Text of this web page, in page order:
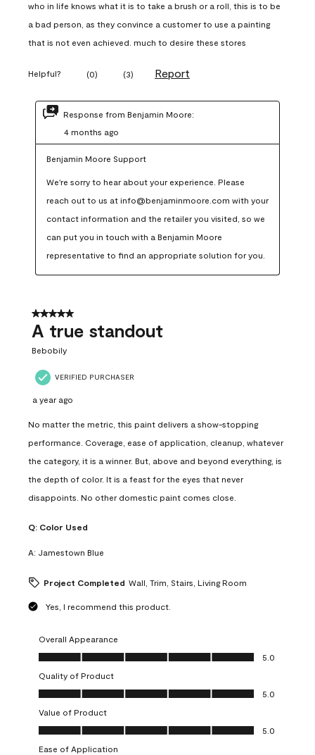
who in life knows what it is to take a brush or a roll, this is to be
a bad person, as they convince a customer to use a painting
that is not even achieved. much to desire these stores
Helpful? (0) (3) Report
Response from Benjamin Moore:
4 months ago
Benjamin Moore Support
We're sorry to hear about your experience. Please
reach out to us at info@benjaminmoore.com with your
contact information and the retailer you visited, so we
can put you in touch with a Benjamin Moore
representative to find an appropriate solution for you.
5 out of 5 stars.
A true standout
Bebobily
VERIFIED PURCHASER
a year ago
No matter the metric, this paint delivers a show-stopping
performance. Coverage, ease of application, cleanup, whatever
the category, it is a winner. But, above and beyond everything, is
the depth of color. It is a feast for the eyes that never
disappoints. No other domestic paint comes close.
Q: Color Used
A: Jamestown Blue
Project Completed Wall, Trim, Stairs, Living Room
Yes, I recommend this product.
Overall Appearance
Overall Appearance, 5.0 out of 5
5.0
Quality of Product
Quality of Product, 5.0 out of 5
5.0
Value of Product
Value of Product, 5.0 out of 5
5.0
Ease of Application